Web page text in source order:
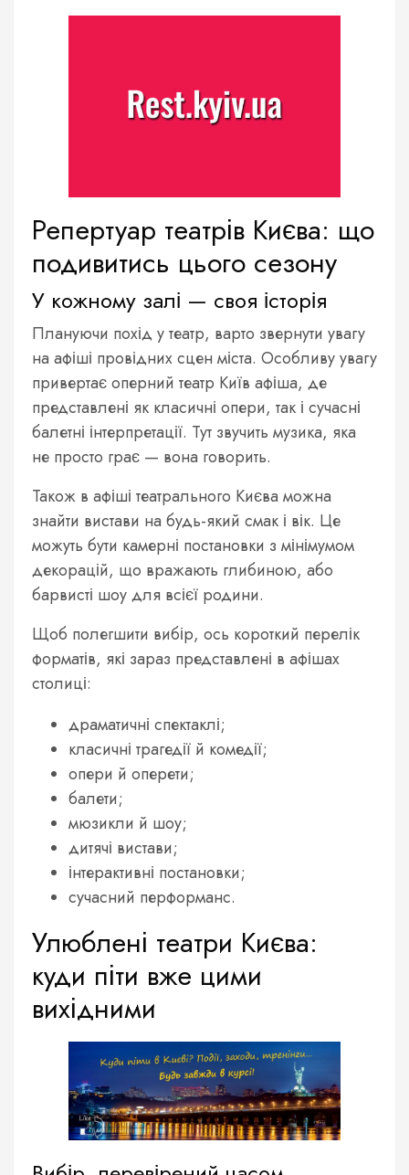
Репертуар театрів Києва: що
подивитись цього сезону
У кожному залі — своя історія
Плануючи похід у театр, варто звернути увагу
на афіші провідних сцен міста. Особливу увагу
привертає оперний театр Київ афіша, де
представлені як класичні опери, так і сучасні
балетні інтерпретації. Тут звучить музика, яка
не просто грає — вона говорить.
Також в афіші театрального Києва можна
знайти вистави на будь-який смак і вік. Це
можуть бути камерні постановки з мінімумом
декорацій, що вражають глибиною, або
барвисті шоу для всієї родини.
Щоб полегшити вибір, ось короткий перелік
форматів, які зараз представлені в афішах
столиці:
драматичні спектаклі;
класичні трагедії й комедії;
опери й оперети;
балети;
мюзикли й шоу;
дитячі вистави;
інтерактивні постановки;
сучасний перформанс.
Улюблені театри Києва:
куди піти вже цими
вихідними